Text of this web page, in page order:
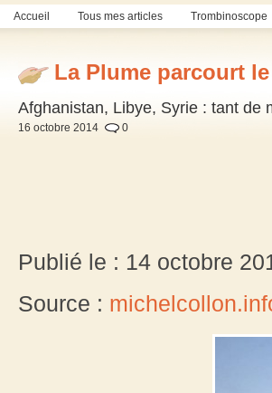
Accueil Tous mes articles Trombinoscope
La Plume parcourt
Afghanistan, Libye, Syrie : tant de
16 octobre 2014 0
Publié le : 14 octobre
Source :